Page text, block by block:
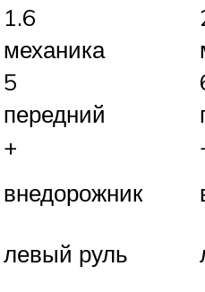
1.6
механика
5
передний
+
внедорожник
левый руль